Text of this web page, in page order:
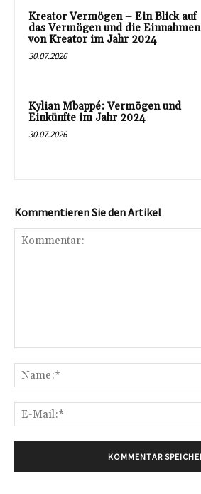
Kreator Vermögen – Ein Blick auf
das Vermögen und die Einnahmen
von Kreator im Jahr 2024
30.07.2026
Kylian Mbappé: Vermögen und
Einkünfte im Jahr 2024
30.07.2026
Kommentieren Sie den Artikel